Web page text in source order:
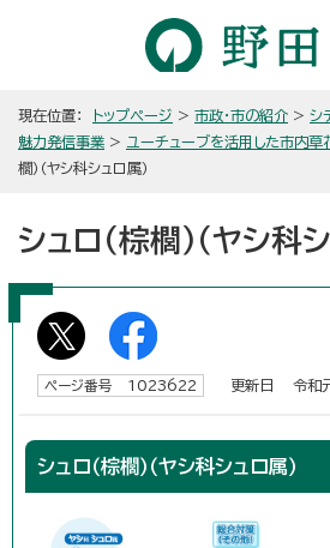
現在位置： トップページ > 市政・市の紹介 > シ
魅力発信事業 > ユーチューブを活用した市内草
櫚）（ヤシ科シュロ属）
シュロ（棕櫚）（ヤシ科
ページ番号 1023622 更新日 令和
シュロ（棕櫚）（ヤシ科シュロ属）